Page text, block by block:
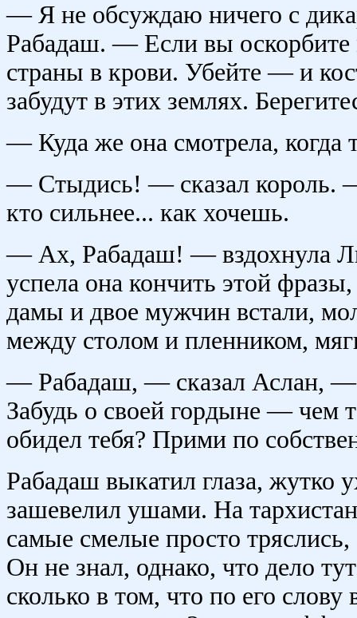
— Я не обсуждаю ничего с
Рабадаш. — Если вы
страны в крови. Убейте — и
забудут в этих землях.
— Куда же она смотрела,
— Стыдись! — сказал король.
кто сильнее... как хочешь.
— Ах, Рабадаш! — вздохнула
успела она кончить этой
дамы и двое мужчин встали,
между столом и пленником,
— Рабадаш, — сказал Аслан, —
Забудь о своей гордыне — чем
обидел тебя? Прими по
Рабадаш выкатил глаза, жутко
зашевелил ушами. На
самые смелые просто
Он не знал, однако, что дело
сколько в том, что по его